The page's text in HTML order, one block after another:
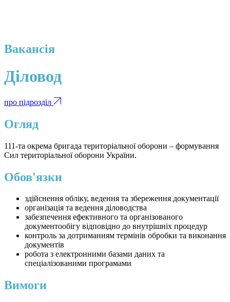
Вакансія
Діловод
про підрозділ
Огляд
111-та окрема бригада територіальної оборони – формування
Сил територіальної оборони України.
Обов'язки
здійснення обліку, ведення та збереження документації
організація та ведення діловодства
забезпечення ефективного та організованого
документообігу відповідно до внутрішніх процедур
контроль за дотриманням термінів обробки та виконання
документів
робота з електронними базами даних та
спеціалізованими програмами
Вимоги